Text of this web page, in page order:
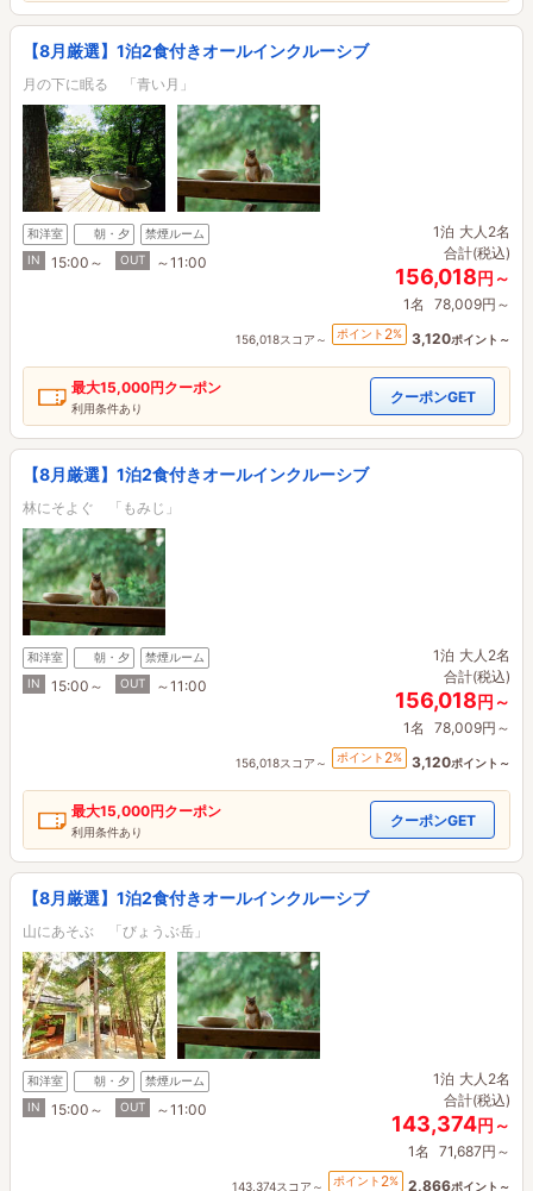
【8月厳選】1泊2食付きオールインクルーシブ
月の下に眠る 「青い月」
和洋室 朝・夕
禁煙ルーム
IN
15:00～ OUT ～11:00
1泊 大人2名
合計(税込)
156,018円～
1名 78,009円～
156,018スコア～ ポイント 2% 3,120ポイント～
最大15,000円クーポン
利用条件あり
クーポンGET
【8月厳選】1泊2食付きオールインクルーシブ
林にそよぐ 「もみじ」
和洋室 朝・夕
禁煙ルーム
IN
15:00～ OUT ～11:00
1泊 大人2名
合計(税込)
156,018円～
1名 78,009円～
156,018スコア～ ポイント 2% 3,120ポイント～
最大15,000円クーポン
利用条件あり
クーポンGET
【8月厳選】1泊2食付きオールインクルーシブ
山にあそぶ 「びょうぶ岳」
和洋室 朝・夕
禁煙ルーム
IN
15:00～ OUT ～11:00
1泊 大人2名
合計(税込)
143,374円～
1名 71,687円～
143,374スコア～ ポイント 2% 2,866ポイント～